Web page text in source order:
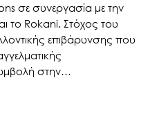
σε συνεργασία με την
το Rokani. Στόχος του
επιβάρυνσης που
στην…